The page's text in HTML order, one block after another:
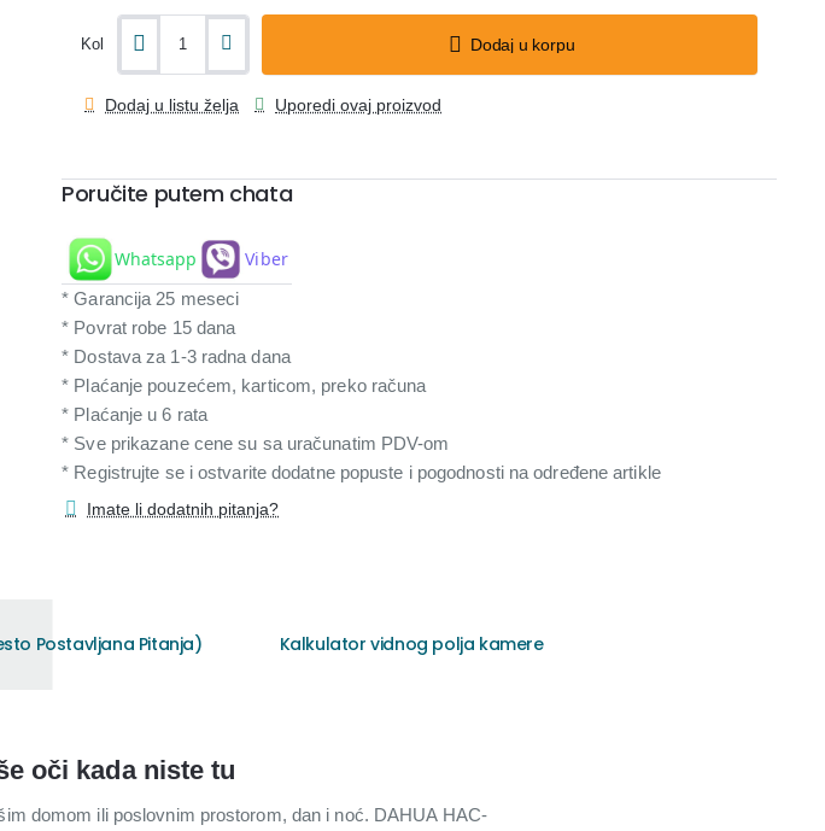
Kol Dodaj u korpu
Dodaj u listu želja Uporedi ovaj proizvod
Poručite putem chata
Whatsapp Viber
* Garancija 25 meseci
* Povrat robe 15 dana
* Dostava za 1-3 radna dana
* Plaćanje pouzećem, karticom, preko računa
* Plaćanje u 6 rata
* Sve prikazane cene su sa uračunatim PDV-om
* Registrujte se i ostvarite dodatne popuste i pogodnosti na određene artikle
Imate li dodatnih pitanja?
Postavljana Pitanja) Kalkulator vidnog polja kamere
oči kada niste tu
domom ili poslovnim prostorom, dan i noć. DAHUA HAC-